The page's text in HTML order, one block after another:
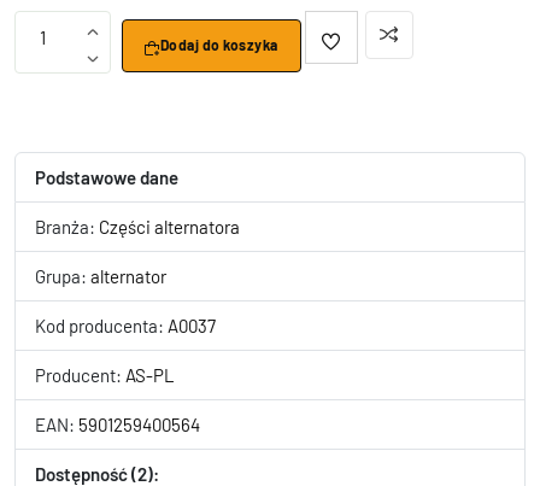
1 Dodaj do koszyka
Podstawowe dane
Branża: Części alternatora
Grupa: alternator
Kod producenta: A0037
Producent: AS-PL
EAN: 5901259400564
Dostępność (2):